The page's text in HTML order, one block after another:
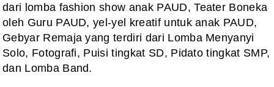
dari lomba fashion show anak PAUD, Teater Boneka
oleh Guru PAUD, yel-yel kreatif untuk anak PAUD,
Gebyar Remaja yang terdiri dari Lomba Menyanyi
Solo, Fotografi, Puisi tingkat SD, Pidato tingkat SMP,
dan Lomba Band.